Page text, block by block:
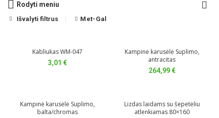
Rodyti meniu
Išvalyti filtrus Met-Gal
Kabliukas WM-047
3,01 €
Kampinė karusėlė Suplimo,
antracitas
264,99€
Kampinė karusėlė Suplimo,
balta/chromas
Lizdas laidams su šepetėliu
atlenkiamas 80×160